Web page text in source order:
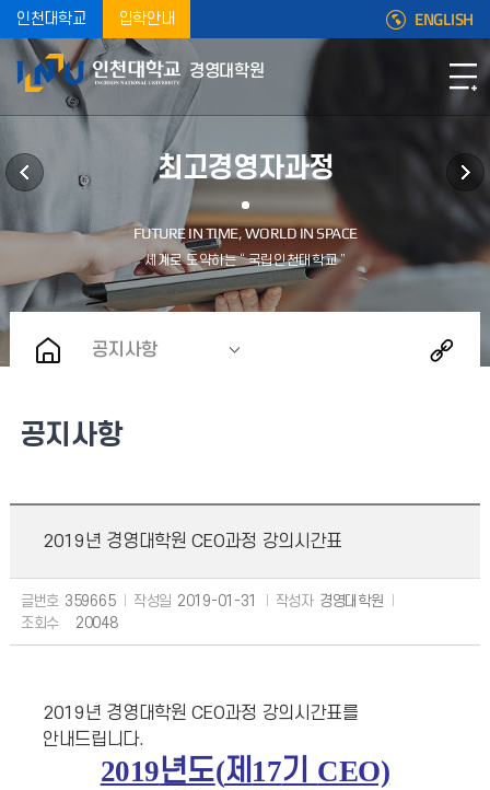
인천대학교 입학안내 ENGLISH
경영대학원
최고경영자과정
공지사항
공지사항
2019년 경영대학원 CEO과정 강의시간표
글번호 359665 작성일 2019-01-31 작성자 경영대학원
조회수
20048
2019년 경영대학원 CEO과정 강의시간표를
안내드립니다.
2019년도(제 17기 CEO)